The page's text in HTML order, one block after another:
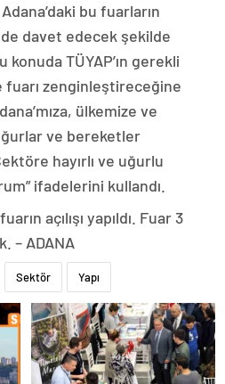
bu fuarların
davet edecek şekilde
TÜYAP’ın gerekli
fuarı zenginleştireceğine
ülkemize ve
ve bereketler
hayırlı ve uğurlu
ifadelerini kullandı.
açılışı yapıldı. Fuar 3
– ADANA
Sektör Yapı